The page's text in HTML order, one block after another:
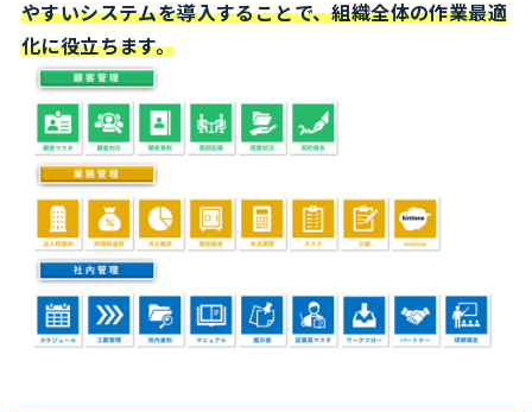
やすいシステムを導入することで、組織全体の作業最適
化に役立ちます。